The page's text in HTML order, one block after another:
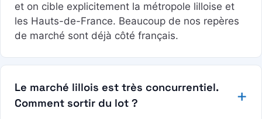
et on cible explicitement la métropole lilloise et
les Hauts-de-France. Beaucoup de nos repères
de marché sont déjà côté français.
Le marché lillois est très concurrentiel.
Comment sortir du lot ?